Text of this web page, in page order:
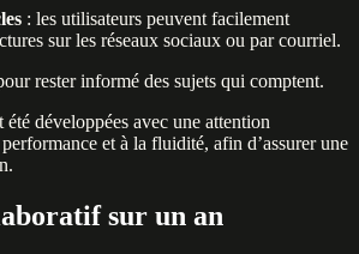
: les utilisateurs peuvent facilement
sur les réseaux sociaux ou par courriel.
rester informé des sujets qui comptent.
développées avec une attention
et à la fluidité, afin d’assurer une
sur un an